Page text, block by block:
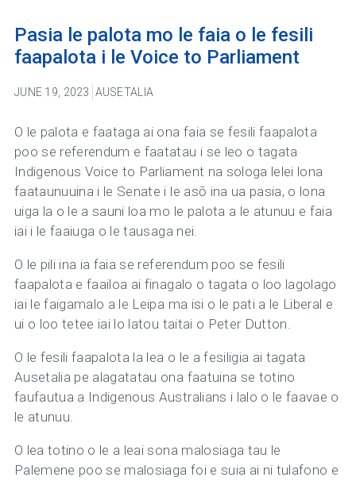
Pasia le palota mo le faia o le fesili
faapalota i le Voice to Parliament
JUNE 19, 2023 AUSETALIA
O le palota e faataga ai ona faia se fesili faapalota
poo se referendum e faatatau i se leo o tagata
Indigenous Voice to Parliament na sologa lelei lona
faataunuuina i le Senate i le asō ina ua pasia, o lona
uiga la o le a sauni loa mo le palota a le atunuu e faia
iai i le faaiuga o le tausaga nei.
O le pili ina ia faia se referendum poo se fesili
faapalota e faailoa ai finagalo o tagata o loo lagolago
iai le faigamalo a le Leipa ma isi o le pati a le Liberal e
ui o loo tetee iai lo latou taitai o Peter Dutton.
O le fesili faapalota la lea o le a fesiligia ai tagata
Ausetalia pe alagatatau ona faatuina se totino
faufautua a Indigenous Australians i lalo o le faavae o
le atunuu.
O lea totino o le a leai sona malosiaga tau le
Palemene poo se malosiaga foi e suia ai ni tulafono e